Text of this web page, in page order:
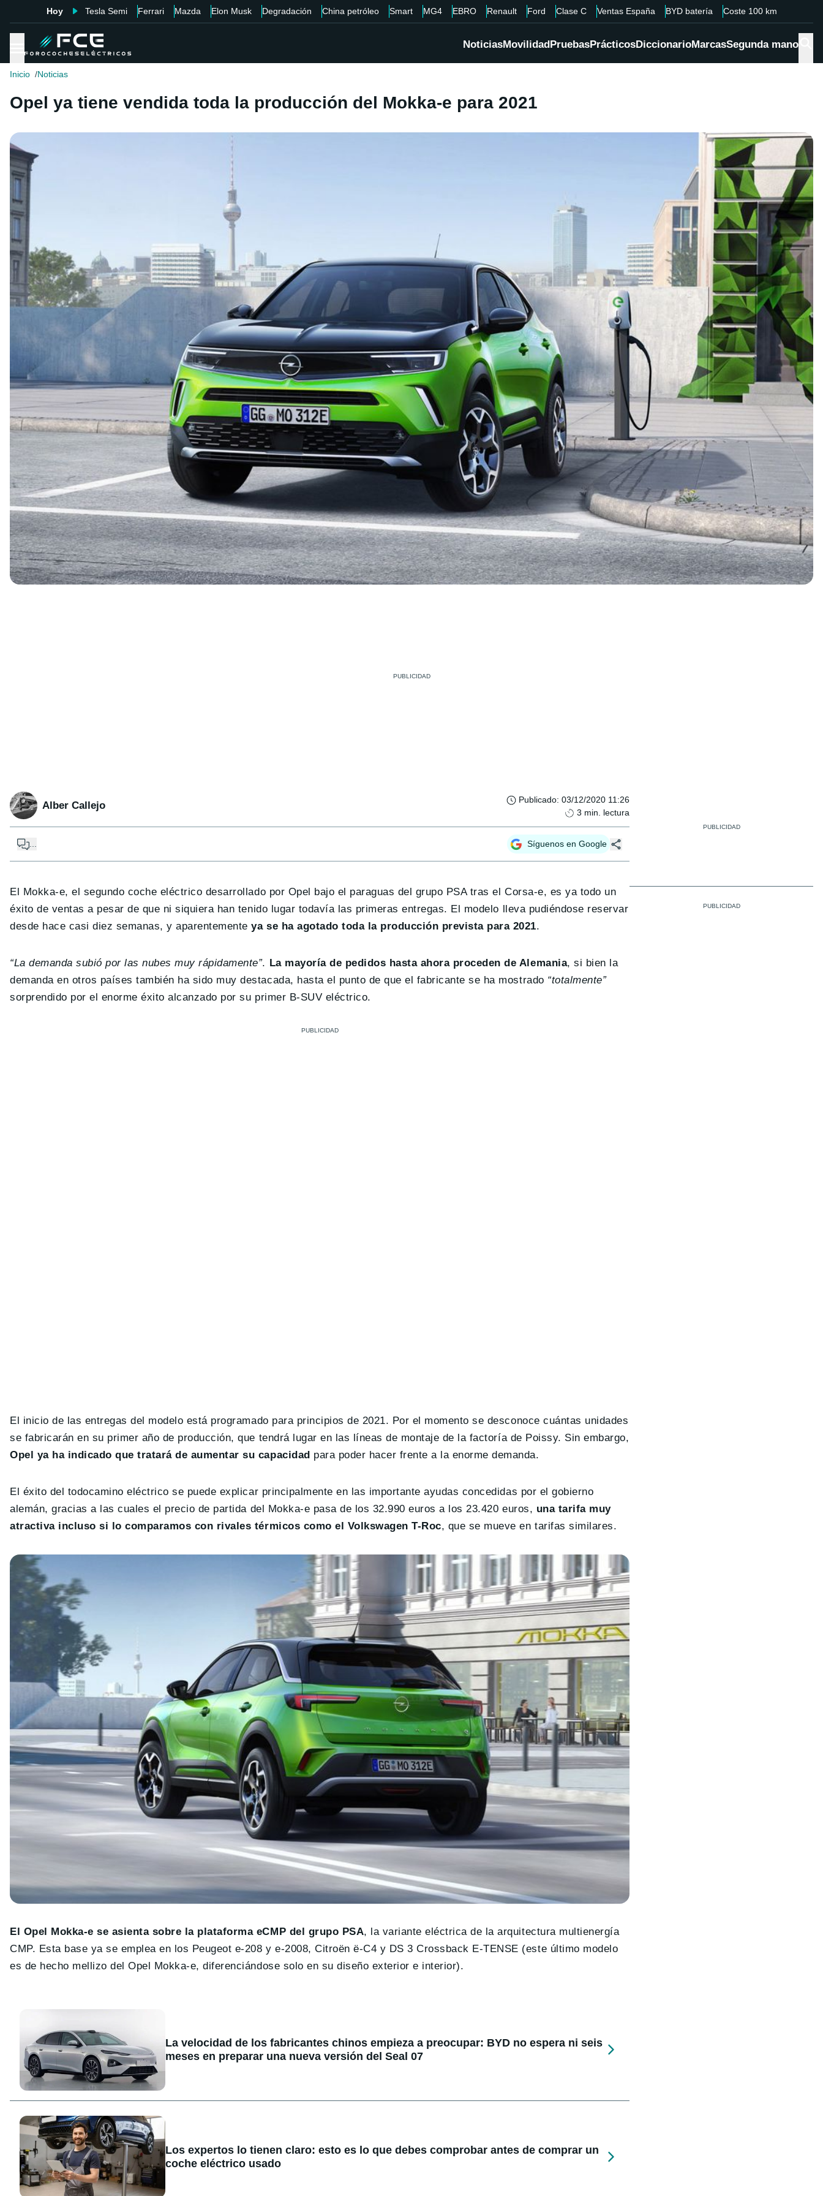
Hoy Tesla Semi Ferrari Mazda Elon Musk Degradación China petróleo Smart MG4 EBRO Renault Ford Clase C Ventas España BYD batería Coste 100 km
NoticiasMovilidadPruebasPrácticosDiccionarioMarcasSegunda mano
Inicio Noticias
Opel ya tiene vendida toda la producción del Mokka-e para 2021
Alber Callejo Publicado: 03/12/2020 11:26
3 min. lectura
... Síguenos en Google
El Mokka-e, el segundo coche eléctrico desarrollado por Opel bajo el paraguas del grupo PSA tras el Corsa-e, es ya todo un
éxito de ventas a pesar de que ni siquiera han tenido lugar todavía las primeras entregas. El modelo lleva pudiéndose reservar
desde hace casi diez semanas, y aparentementeya se ha agotado toda la producción prevista para 2021.
“La demanda subió por las nubes muy rápidamente”. La mayoría de pedidos hasta ahora proceden de Alemania, si bien la
demanda en otros países también ha sido muy destacada, hasta el punto de que el fabricante se ha mostrado “totalmente”
sorprendido por el enorme éxito alcanzado por su primer B-SUV eléctrico.
El inicio de las entregas del modelo está programado para principios de 2021. Por el momento se desconoce cuántas unidades
se fabricarán en su primer año de producción, que tendrá lugar en las líneas de montaje de la factoría de Poissy. Sin embargo,
Opel ya ha indicado que tratará de aumentar su capacidad para poder hacer frente a la enorme demanda.
El éxito del todocamino eléctrico se puede explicar principalmente en las importante ayudas concedidas por el gobierno
alemán, gracias a las cuales el precio de partida del Mokka-e pasa de los 32.990 euros a los 23.420 euros, una tarifa muy
atractiva incluso si lo comparamos con rivales térmicos como el Volkswagen T-Roc, que se mueve en tarifas similares.
El Opel Mokka-e se asienta sobre la plataforma eCMP del grupo PSA, la variante eléctrica de la arquitectura multienergía
CMP. Esta base ya se emplea en los Peugeot e-208 y e-2008, Citroën ë-C4 y DS 3 Crossback E-TENSE (este último modelo
es de hecho mellizo del Opel Mokka-e, diferenciándose solo en su diseño exterior e interior).
La velocidad de los fabricantes chinos empieza a preocupar: BYD no espera ni seis
meses en preparar una nueva versión del Seal 07
Los expertos lo tienen claro: esto es lo que debes comprobar antes de comprar un
coche eléctrico usado